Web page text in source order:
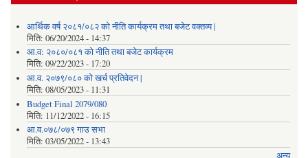
आर्थिक वर्ष २०८१/०८२ को नीति कार्यक्रम तथा बजेट वक्तव्य |
मिति: 06/20/2024 - 14:37
आ.व: २०८०/०८१ को नीति तथा बजेट कार्यक्रम
मिति: 09/22/2023 - 17:20
आ.व. २०७९/०८० को खर्च प्रतिवेदन |
मिति: 08/05/2023 - 11:31
Budget Final 2079/080
मिति: 11/12/2022 - 16:15
आ.व.०७८/०७९ गाउ सभा
मिति: 03/05/2022 - 13:43